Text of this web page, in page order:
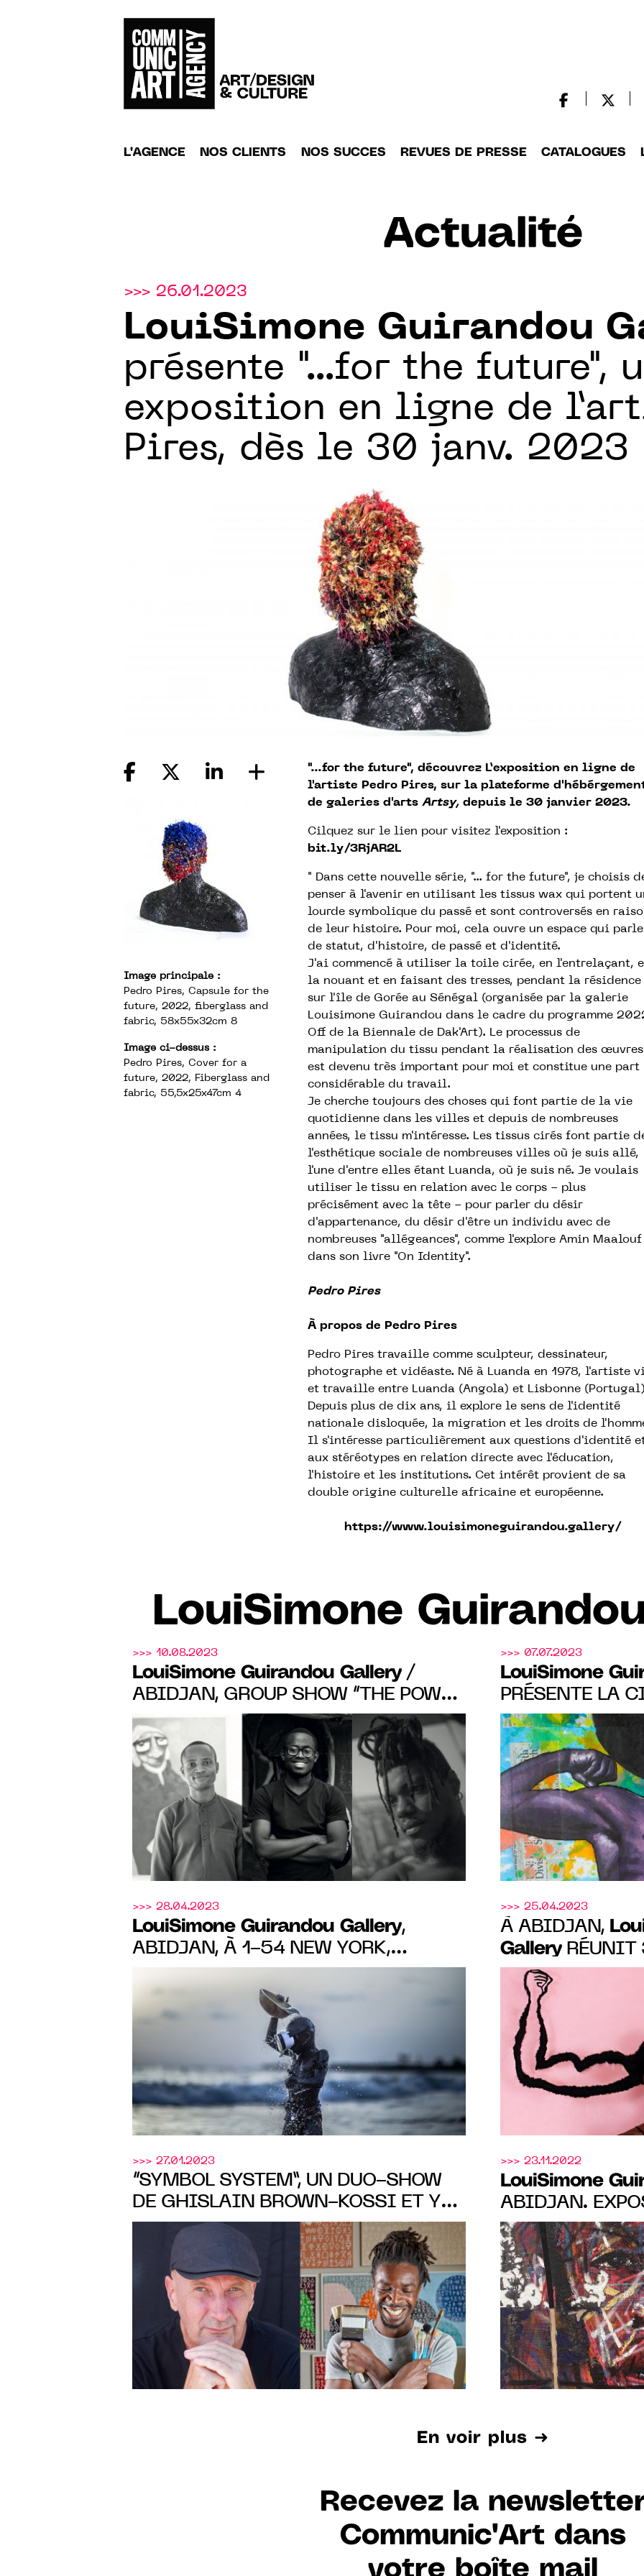
L'AGENCE NOS CLIENTS NOS SUCCES REVUES DE PRESSE CATALOGUES
Actualité
>>> 26.01.2023
LouiSimone Guirandou
présente "...for the future",
exposition en ligne de
Pires, dès le 30 janv. 2023
Image principale :
Pedro Pires, Capsule for the
future, 2022, fiberglass and
fabric, 58x55x32cm 8
Image ci-dessus :
Pedro Pires, Cover for a
future, 2022, Fiberglass and
fabric, 55,5x25x47cm 4
"...for the future", découvrez L’exposition en ligne de
l'artiste Pedro Pires, sur la plateforme
de galeries d'arts Artsy, depuis le 30 janvier 2023.
Cilquez sur le lien pour visitez l'exposition :
bit.ly/3RjAR2L
" Dans cette nouvelle série, "... for the future", je choisis
penser à l'avenir en utilisant les tissus wax qui portent
lourde symbolique du passé et sont controversés en
de leur histoire. Pour moi, cela ouvre un espace qui parle
de statut, d'histoire, de passé et d'identité.
J'ai commencé à utiliser la toile cirée, en l'entrelaçant,
la nouant et en faisant des tresses, pendant la résidence
sur l'île de Gorée au Sénégal (organisée par la galerie
Louisimone Guirandou dans le cadre du programme
Off de la Biennale de Dak'Art). Le processus de
manipulation du tissu pendant la réalisation des œuvres
est devenu très important pour moi et constitue une part
considérable du travail.
Je cherche toujours des choses qui font partie de la vie
quotidienne dans les villes et depuis de nombreuses
années, le tissu m'intéresse. Les tissus cirés font partie
l'esthétique sociale de nombreuses villes où je suis allé,
l'une d'entre elles étant Luanda, où je suis né. Je voulais
utiliser le tissu en relation avec le corps - plus
précisément avec la tête - pour parler du désir
d'appartenance, du désir d'être un individu avec de
nombreuses "allégeances", comme l'explore Amin Maalouf
dans son livre "On Identity".
Pedro Pires
À propos de Pedro Pires
Pedro Pires travaille comme sculpteur, dessinateur,
photographe et vidéaste. Né à Luanda en 1978, l'artiste
et travaille entre Luanda (Angola) et Lisbonne
Depuis plus de dix ans, il explore le sens de l'identité
nationale disloquée, la migration et les droits de
Il s'intéresse particulièrement aux questions d'identité
aux stéréotypes en relation directe avec l'éducation,
l'histoire et les institutions. Cet intérêt provient de sa
double origine culturelle africaine et européenne.
https://www.louisimoneguirandou.gallery/
LouiSimone
>>> 10.08.2023
LouiSimone Guirandou Gallery/
ABIDJAN, GROUP SHOW “THE POWER
OF LOVE" DES ARTISTES PRINCE
OBASSI, ISAAC IIRUMVA ET
THÉOPHANY ADOH, DU 14 SEPT. AU
28 OCT. 2023
>>> 07.07.2023
LouiSimone
PRÉSENTE LA
DE
26 AOÛT À
>>> 28.04.2023
LouiSimone Guirandou Gallery,
ABIDJAN, À 1-54 NEW YORK,
CONTEMPORARY AFRICAN ART
FAIR, AVEC LES ŒUVRES DE QUATRE
ARTISTES - STAND 2
>>> 25.04.2023
À ABIDJAN,
GalleryRÉUNIT
L'EXPOSITION
JUIN 2023
>>> 27.01.2023
“SYMBOL SYSTEM”, UN DUO-SHOW
DE GHISLAIN BROWN-KOSSI ET YAN
GARNIER CHEZLouiSimone
Guirandou Gallery
, ABIDJAN, DU 16
FÉV. AU 8 AVR. 2023
>>> 23.11.2022
LouiSimone
ABIDJAN.
DE DRAMANE
RICHMOND
28.01.23
En voir plus ➜
Recevez la
Communic'Art dans
votre boîte mail